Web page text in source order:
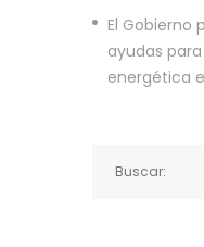
El Gobierno
ayudas
energética